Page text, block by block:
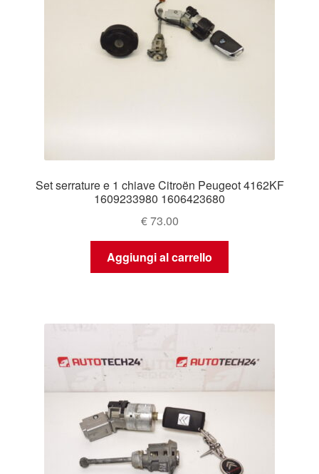
Set serrature e 1 chiave Citroën Peugeot 4162KF
1609233980 1606423680
€73.00
Aggiungi al carrello